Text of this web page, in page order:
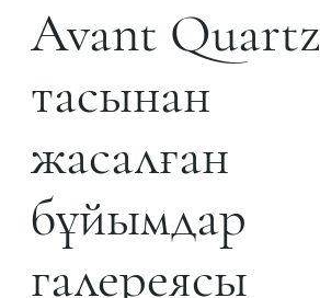
Avant Quartz
тасынан
жасалған
бұйымдар
галереясы